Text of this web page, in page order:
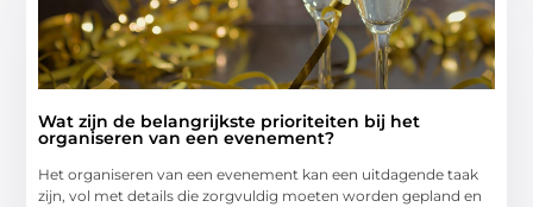
Wat zijn de belangrijkste prioriteiten bij het
organiseren van een evenement?
Het organiseren van een evenement kan een uitdagende taak
zijn, vol met details die zorgvuldig moeten worden gepland en